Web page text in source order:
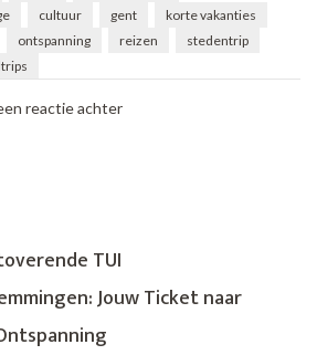
cultuur gent
korte vakanties
ontspanning reizen
stedentrip
reactie achterop
Verfrissende
TUI
Jouw Ticket naar